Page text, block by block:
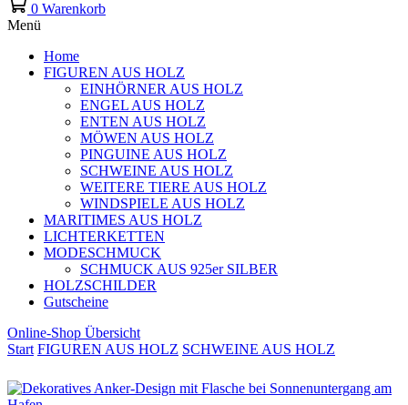
0 Warenkorb
Menü
Home
FIGUREN AUS HOLZ
EINHÖRNER AUS HOLZ
ENGEL AUS HOLZ
ENTEN AUS HOLZ
MÖWEN AUS HOLZ
PINGUINE AUS HOLZ
SCHWEINE AUS HOLZ
WEITERE TIERE AUS HOLZ
WINDSPIELE AUS HOLZ
MARITIMES AUS HOLZ
LICHTERKETTEN
MODESCHMUCK
SCHMUCK AUS 925er SILBER
HOLZSCHILDER
Gutscheine
Online-Shop Übersicht
Start FIGUREN AUS HOLZ SCHWEINE AUS HOLZ